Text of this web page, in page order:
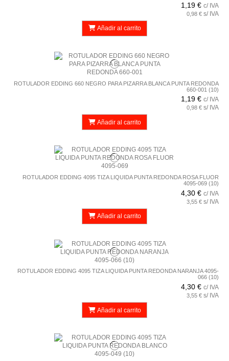
1,19 € c/ IVA
0,98 € s/ IVA
Añadir al carrito
ROTULADOR EDDING 660 NEGRO PARA PIZARRA BLANCA PUNTA REDONDA
660-001 (10)
1,19 € c/ IVA
0,98 € s/ IVA
Añadir al carrito
ROTULADOR EDDING 4095 TIZA LIQUIDA PUNTA REDONDA ROSA FLUOR
4095-069 (10)
4,30 € c/ IVA
3,55 € s/ IVA
Añadir al carrito
ROTULADOR EDDING 4095 TIZA LIQUIDA PUNTA REDONDA NARANJA 4095-
066 (10)
4,30 € c/ IVA
3,55 € s/ IVA
Añadir al carrito